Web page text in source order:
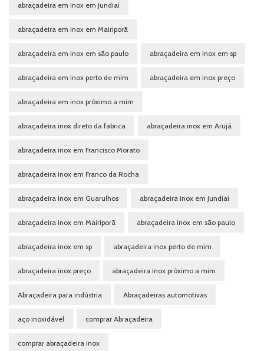
abraçadeira em inox em Jundiaí
abraçadeira em inox em Mairiporã
abraçadeira em inox em são paulo abraçadeira em inox em sp
abraçadeira em inox perto de mim abraçadeira em inox preço
abraçadeira em inox próximo a mim
abraçadeira inox direto da fabrica abraçadeira inox em Arujá
abraçadeira inox em Francisco Morato
abraçadeira inox em Franco da Rocha
abraçadeira inox em Guarulhos abraçadeira inox em Jundiaí
abraçadeira inox em Mairiporã abraçadeira inox em são paulo
abraçadeira inox em sp abraçadeira inox perto de mim
abraçadeira inox preço abraçadeira inox próximo a mim
Abraçadeira para indústria Abraçadeiras automotivas
aço inoxidável comprar Abraçadeira
comprar abraçadeira inox